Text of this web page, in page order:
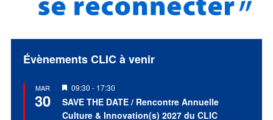
Évènements CLIC à venir
MAR
30
Mis
en
avant
09:30 - 17:30
SAVE THE DATE / Rencontre Annuelle
Culture & Innovation(s) 2027 du CLIC